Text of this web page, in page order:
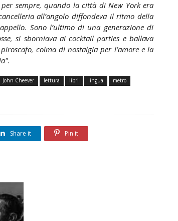
sempre, quando la città di New York era
all’angolo diffondeva il ritmo della
Sono l’ultimo di una generazione di
si sborniava ai cocktail parties e ballava
colma di nostalgia per l’amore e la
John Cheever lettura libri lingua
metro
Share it Pin it